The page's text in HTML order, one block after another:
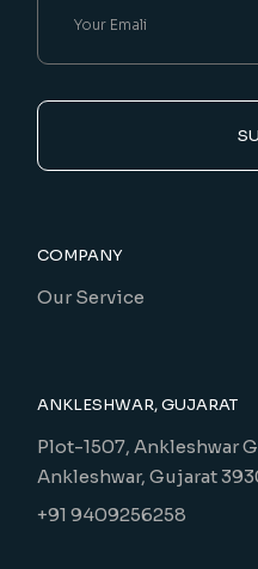
COMPANY
Our Service
ANKLESHWAR, GUJARAT
Plot-1507, Ankleshwar
Ankleshwar, Gujarat
+91 9409256258